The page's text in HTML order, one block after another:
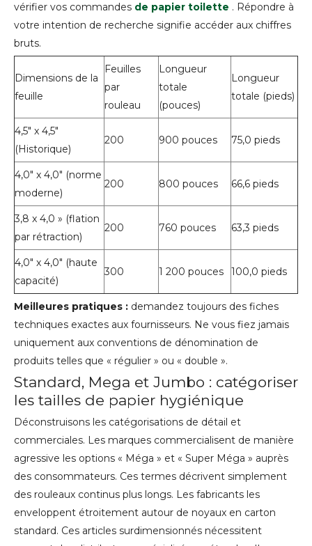
vérifier vos commandes de papier toilette . Répondre à
votre intention de recherche signifie accéder aux chiffres
bruts.
Dimensions de la
feuille
Feuilles
par
rouleau
Longueur
totale
(pouces)
Longueur
totale (pieds)
4,5" x 4,5"
(Historique)
200 900 pouces 75,0 pieds
4,0" x 4,0" (norme
moderne)
200 800 pouces 66,6 pieds
3,8 x 4,0 » (flation
par rétraction)
200 760 pouces 63,3 pieds
4,0" x 4,0" (haute
capacité)
300 1 200 pouces 100,0 pieds
Meilleures pratiques : demandez toujours des fiches
techniques exactes aux fournisseurs. Ne vous fiez jamais
uniquement aux conventions de dénomination de
produits telles que « régulier » ou « double ».
Standard, Mega et Jumbo : catégoriser
les tailles de papier hygiénique
Déconstruisons les catégorisations de détail et
commerciales. Les marques commercialisent de manière
agressive les options « Méga » et « Super Méga » auprès
des consommateurs. Ces termes décrivent simplement
des rouleaux continus plus longs. Les fabricants les
enveloppent étroitement autour de noyaux en carton
standard. Ces articles surdimensionnés nécessitent